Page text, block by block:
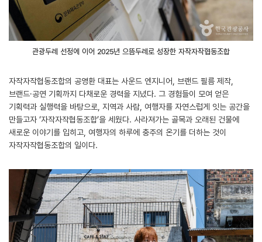
관광두레 선정에 이어 2025년 으뜸두레로 성장한 자작자작협동조합
자작자작협동조합의 공영환 대표는 사운드 엔지니어, 브랜드 필름 제작,
브랜드·공연 기획까지 다채로운 경력을 지녔다. 그 경험들이 모여 얻은
기획력과 실행력을 바탕으로, 지역과 사람, 여행자를 자연스럽게 잇는 공간을
만들고자 ‘자작자작협동조합’을 세웠다. 사라져가는 골목과 오래된 건물에
새로운 이야기를 입히고, 여행자의 하루에 충주의 온기를 더하는 것이
자작자작협동조합의 일이다.